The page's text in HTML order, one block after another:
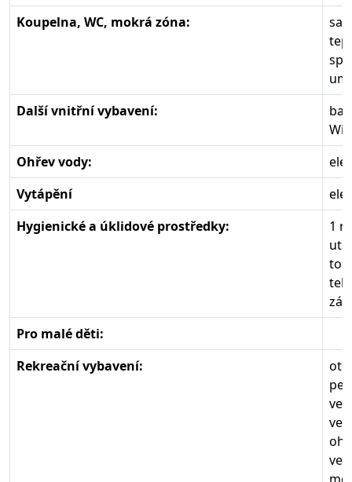
Koupelna, WC, mokrá zóna:
Další vnitřní vybavení:
Ohřev vody:
Vytápění
Hygienické a úklidové prostředky:
1
Pro malé děti:
Rekreační vybavení: